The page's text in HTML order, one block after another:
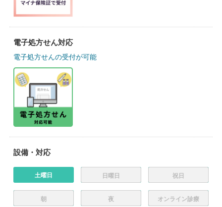
電子処方せん対応
電子処方せんの受付が可能
設備・対応
土曜日 日曜日 祝日
朝 夜 オンライン診療